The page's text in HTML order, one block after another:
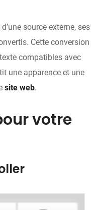
source externe, ses
Cette conversion
compatibles avec
une apparence et une
site web.
votre